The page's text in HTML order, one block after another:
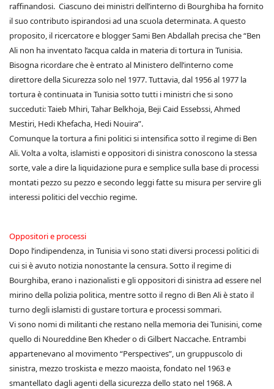
raffinandosi. Ciascuno dei ministri dell’interno di Bourghiba ha fornito
il suo contributo ispirandosi ad una scuola determinata. A questo
proposito, il ricercatore e blogger Sami Ben Abdallah precisa che “Ben
Ali non ha inventato l’acqua calda in materia di tortura in Tunisia.
Bisogna ricordare che è entrato al Ministero dell’interno come
direttore della Sicurezza solo nel 1977. Tuttavia, dal 1956 al 1977 la
tortura è continuata in Tunisia sotto tutti i ministri che si sono
succeduti: Taieb Mhiri, Tahar Belkhoja, Beji Caid Essebssi, Ahmed
Mestiri, Hedi Khefacha, Hedi Nouira”.
Comunque la tortura a fini politici si intensifica sotto il regime di Ben
Ali. Volta a volta, islamisti e oppositori di sinistra conoscono la stessa
sorte, vale a dire la liquidazione pura e semplice sulla base di processi
montati pezzo su pezzo e secondo leggi fatte su misura per servire gli
interessi politici del vecchio regime.
Oppositori e processi
Dopo l’indipendenza, in Tunisia vi sono stati diversi processi politici di
cui si è avuto notizia nonostante la censura. Sotto il regime di
Bourghiba, erano i nazionalisti e gli oppositori di sinistra ad essere nel
mirino della polizia politica, mentre sotto il regno di Ben Ali è stato il
turno degli islamisti di gustare tortura e processi sommari.
Vi sono nomi di militanti che restano nella memoria dei Tunisini, come
quello di Noureddine Ben Kheder o di Gilbert Naccache. Entrambi
appartenevano al movimento “Perspectives”, un gruppuscolo di
sinistra, mezzo troskista e mezzo maoista, fondato nel 1963 e
smantellato dagli agenti della sicurezza dello stato nel 1968. A